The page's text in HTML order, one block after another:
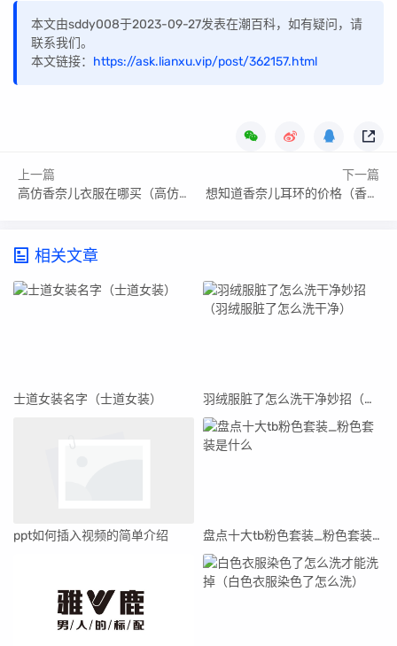
本文由sddy008于2023-09-27发表在潮百科，如有疑问，请
联系我们。
本文链接： https://ask.lianxu.vip/post/362157.html
上一篇
高仿香奈儿衣服在哪买（高仿香奈儿衣服店铺推荐）
下一篇
想知道香奈儿耳环的价格（香奈儿耳环一比一货源）
相关文章
士道女装名字（士道女装） 羽绒服脏了怎么洗干净妙招（羽绒服脏了怎么洗干净）
ppt如何插入视频的简单介绍 盘点十大tb粉色套装_粉色套装是什么